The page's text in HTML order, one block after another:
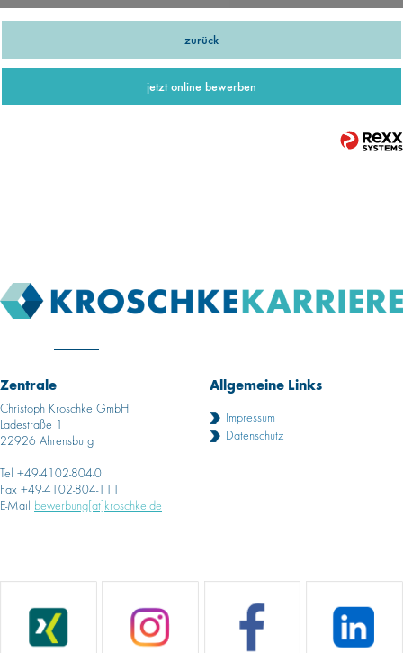
zurück
jetzt online bewerben
Zentrale
Christoph Kroschke GmbH
Ladestraße 1
22926 Ahrensburg
Tel +49-4102-804-0
Fax +49-4102-804-111
E-Mail bewerbung[at]kroschke.de
Allgemeine Links
Impressum
Datenschutz